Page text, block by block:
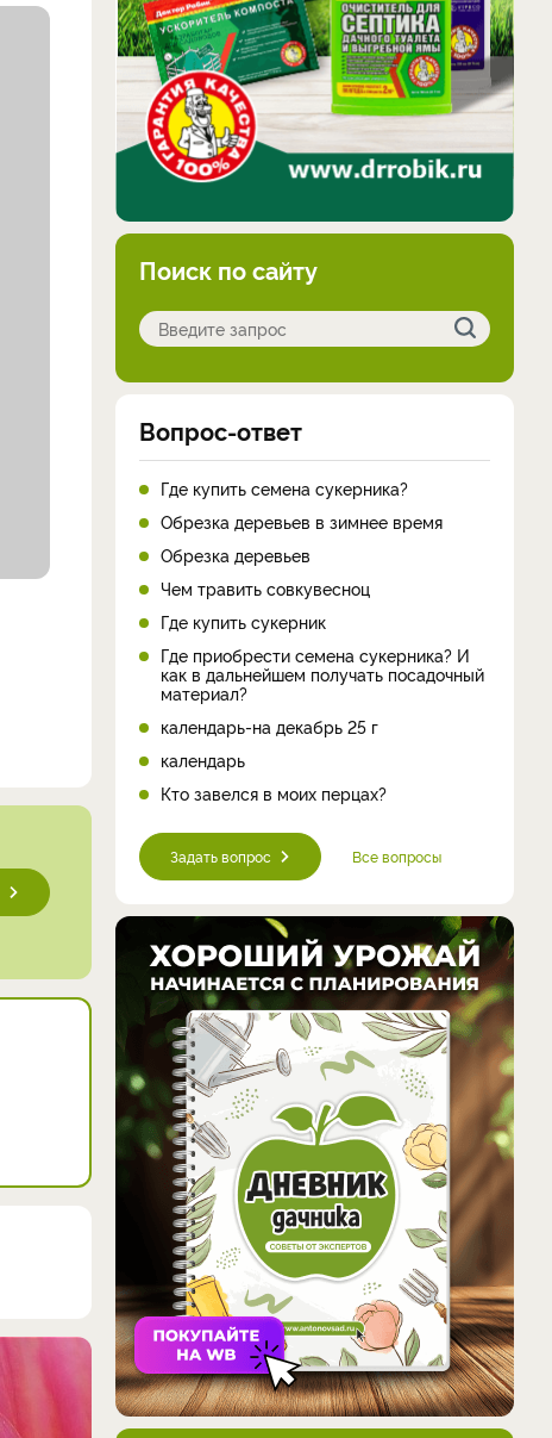
Поиск по сайту
Вопрос-ответ
Где купить семена сукерника?
Обрезка деревьев в зимнее время
Обрезка деревьев
Чем травить совкувесноц
Где купить сукерник
Где приобрести семена сукерника? И
как в дальнейшем получать посадочный
материал?
календарь-на декабрь 25 г
календарь
Кто завелся в моих перцах?
Задать вопрос Все вопросы